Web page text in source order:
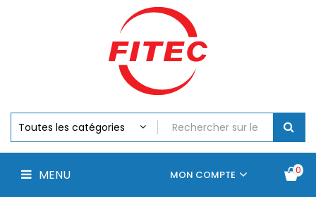
MENU 0
MON COMPTE
Chargeurs
Accus
Perceuse,
Visseuse
Batteries